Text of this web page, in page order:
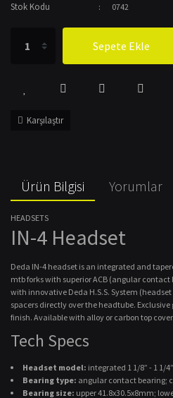
Stok Kodu
0742
Sepete Ekle
Karşılaştır
Ürün Bilgisi Yorumlar
HEADSETS
IN-4 Headset
Deda IN-4 headset is an integrated and
mtb forks with superior ACB (angular
with innovative Deda H.S.S. System
spacers directly over the headtube.
finish. Available with alloy or carbon top cover.
Tech Specs
Headset model: integrated 1 1/8” - 1 1/4”
Bearing type: angular contact bearing;
Bearing size: upper 41.8x30.5x8mm;